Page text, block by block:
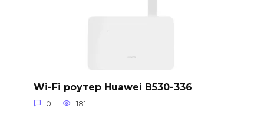
Wi-Fi роутер Huawei B530-336
0 181